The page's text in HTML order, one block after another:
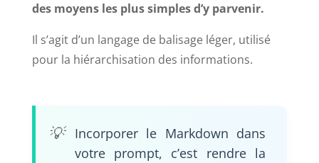
des moyens les plus simples d’y parvenir.
Il s’agit d’un langage de balisage léger, utilisé
pour la hiérarchisation des informations.
Incorporer le Markdown dans
votre prompt, c’est rendre la